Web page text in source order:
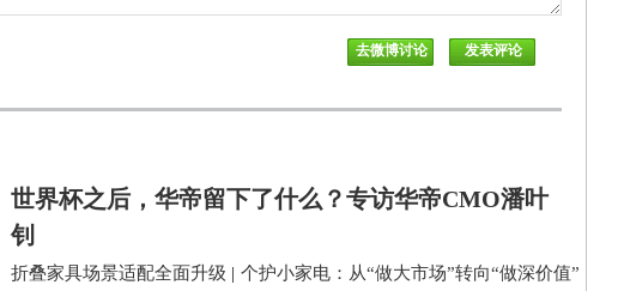
世界杯之后，华帝留下了什么？专访华帝CMO潘叶
钊
折叠家具场景适配全面升级 | 个护小家电：从“做大市场”转向“做深价值”